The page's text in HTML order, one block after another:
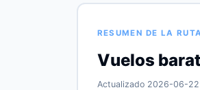
RESUMEN DE LA RUTA
Vuelos
Actualizado 2026-06-22